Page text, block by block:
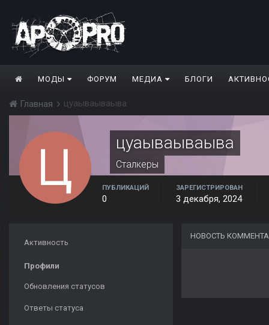
МОДЫ ФОРУМ МЕДИА БЛОГИ
Главная цуаываываыва
цуаываываыва
Сталкеры
ПУБЛИКАЦИЙ
0
ЗАРЕГИСТРИРОВАН
3 декабря, 2024
Активность
Профили
Обновления статусов
Ответы статуса
НОВОСТЬ